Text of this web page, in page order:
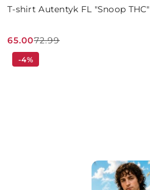
T-shirt Autentyk FL "Snoop THC"
Cena
promocyjna:
65.00
Cena
przed
72.99
-4%